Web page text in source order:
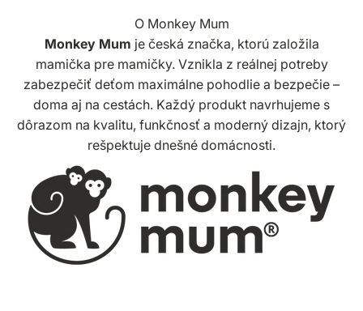
O Monkey Mum
Monkey Mum je česká značka, ktorú založila
mamička pre mamičky. Vznikla z reálnej potreby
zabezpečiť deťom maximálne pohodlie a bezpečie –
doma aj na cestách. Každý produkt navrhujeme s
dôrazom na kvalitu, funkčnosť a moderný dizajn, ktorý
rešpektuje dnešné domácnosti.